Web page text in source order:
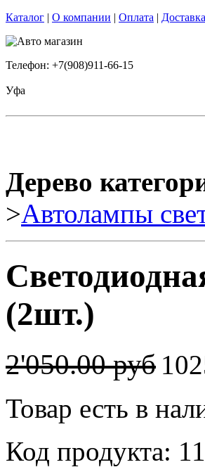
Каталог | О компании | Оплата | Доставка
Телефон: +7(908)911-66-15
Уфа
Дерево
>Автолампы
(2шт.)
2'050.00 руб
Товар есть в
Код продукта: